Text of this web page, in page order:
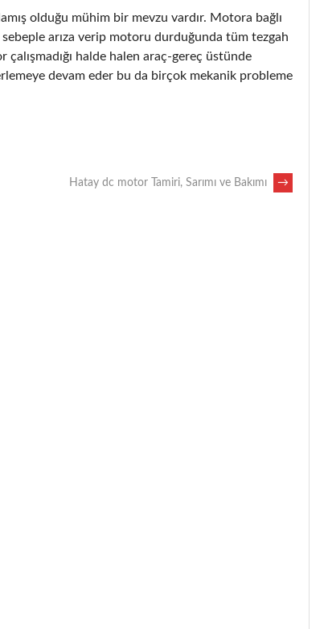
olduğu mühim bir mevzu vardır. Motora bağlı
arıza verip motoru durduğunda tüm tezgah
çalışmadığı halde halen araç-gereç üstünde
devam eder bu da birçok mekanik probleme
Hatay dc motor Tamiri, Sarımı ve Bakımı →